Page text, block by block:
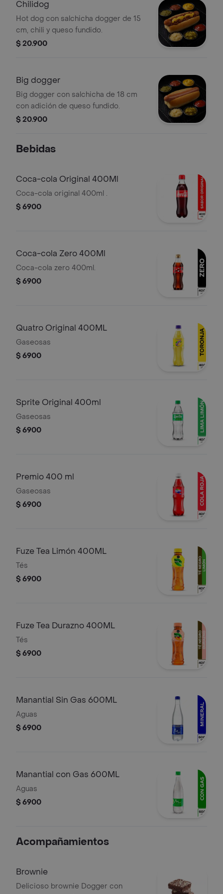
Chilidog
Hot dog con salchicha dogger de 15
cm, chili y queso fundido.
$ 20.900
Big dogger
Big dogger con salchicha de 18 cm
con adición de queso fundido.
$ 20.900
Bebidas
Coca-cola Original 400Ml
Coca-cola original 400ml .
$ 6900
Coca-cola Zero 400Ml
Coca-cola zero 400ml.
$ 6900
Quatro Original 400ML
Gaseosas
$ 6900
Sprite Original 400ml
Gaseosas
$ 6900
Premio 400 ml
Gaseosas
$ 6900
Fuze Tea Limón 400ML
Tés
$ 6900
Fuze Tea Durazno 400ML
Tés
$ 6900
Manantial Sin Gas 600ML
Aguas
$ 6900
Manantial con Gas 600ML
Aguas
$ 6900
Acompañamientos
Brownie
Delicioso brownie Dogger con